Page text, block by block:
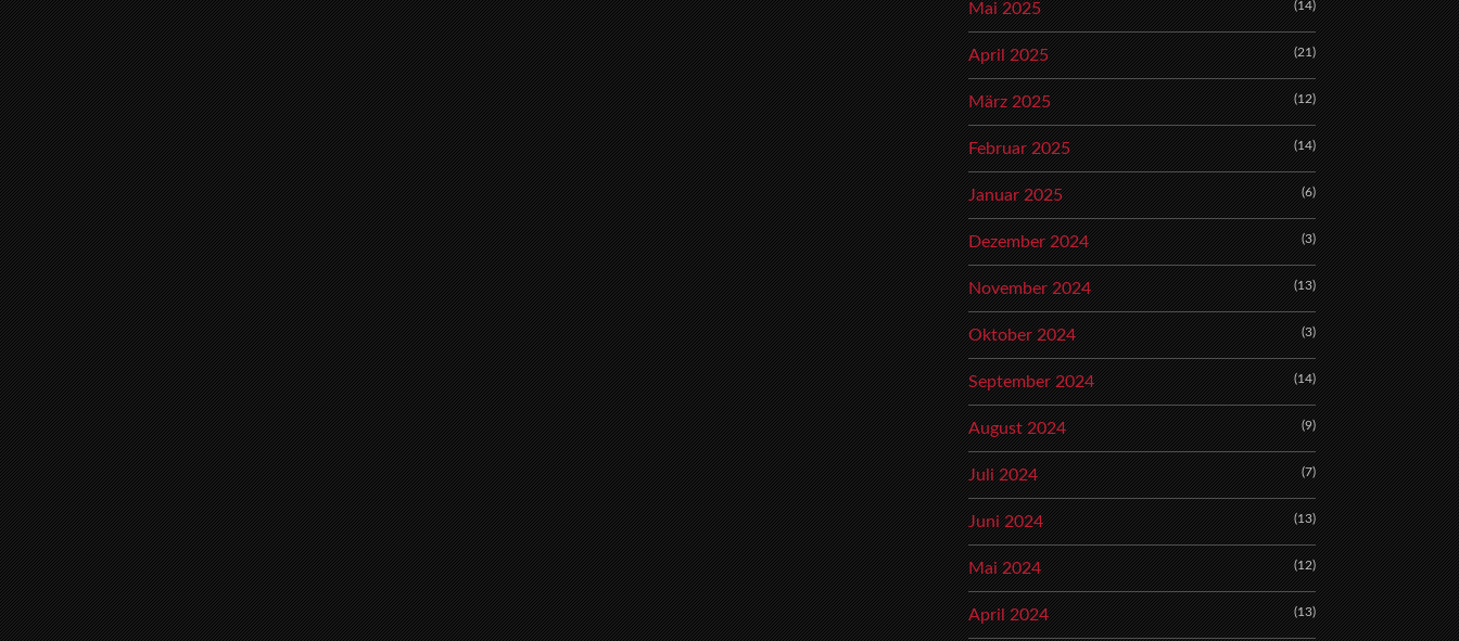
Mai 2025 (14)
April 2025 (21)
März 2025 (12)
Februar 2025 (14)
Januar 2025 (6)
Dezember 2024 (3)
November 2024 (13)
Oktober 2024 (3)
September 2024 (14)
August 2024 (9)
Juli 2024 (7)
Juni 2024 (13)
Mai 2024 (12)
April 2024 (13)